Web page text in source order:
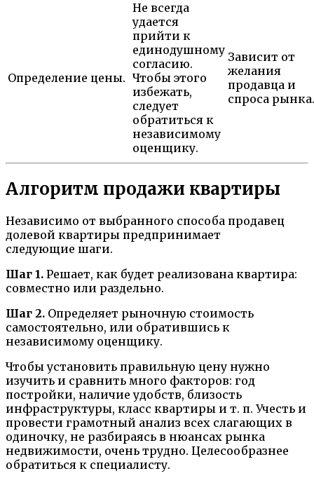
Определение цены.
Не всегда
удается
прийти к
единодушному
согласию.
Чтобы этого
избежать,
следует
обратиться к
независимому
оценщику.
Зависит от
желания
продавца и
спроса рынка.
Алгоритм продажи квартиры
Независимо от выбранного способа продавец
долевой квартиры предпринимает
следующие шаги.
Шаг 1. Решает, как будет реализована квартира:
совместно или раздельно.
Шаг 2. Определяет рыночную стоимость
самостоятельно, или обратившись к
независимому оценщику.
Чтобы установить правильную цену нужно
изучить и сравнить много факторов: год
постройки, наличие удобств, близость
инфраструктуры, класс квартиры и т. п. Учесть и
провести грамотный анализ всех слагающих в
одиночку, не разбираясь в нюансах рынка
недвижимости, очень трудно. Целесообразнее
обратиться к специалисту.